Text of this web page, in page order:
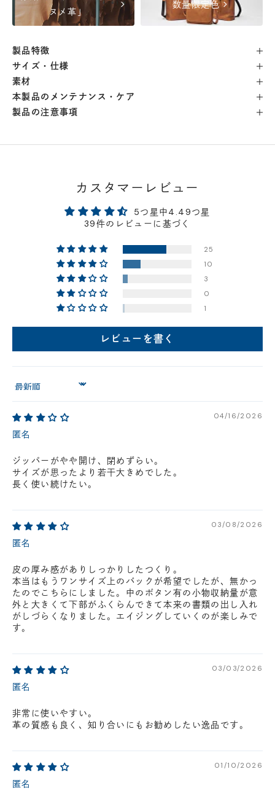
横浜店- 在庫 -×
軽井澤工房店
名古屋店 - 在庫 -×
店舗に在庫がある場合、お支払金額が合計300,000
円(税込)以下の場合、代引きでのご配送も可能です。
新製品については販売開始日より取扱いとなります。
※在庫状況は随時変動しているため、ご来店時に売り切れの場合がござ
います。
います。
最新の在庫状況については、ご利用店舗に直接お問い
合わせください。
ヌメ革」
chevron_right 数量限定色chevron_right
製品特徴
サイズ・仕様
素材
本製品のメンテナンス・ケア
製品の注意事項
カスタマーレビュー
5つ星中4.49つ星
39件のレビューに基づく
25
10
3
0
1
レビューを書く
Sort by
04/16/2026
匿名
ジッパーがやや開け、閉めずらい。
サイズが思ったより若干大きめでした。
長く使い続けたい。
03/08/2026
匿名
皮の厚み感がありしっかりしたつくり。
本当はもうワンサイズ上のバックが希望でしたが、無かっ
たのでこちらにしました。中のボタン有の小物収納量が意
外と大きくて下部がふくらんできて本来の書類の出し入れ
がしづらくなりました。エイジングしていくのが楽しみで
す。
03/03/2026
匿名
非常に使いやすい。
革の質感も良く、知り合いにもお勧めしたい逸品です。
01/10/2026
匿名